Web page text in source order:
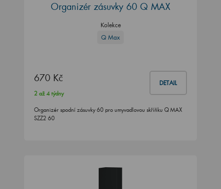
Organizér zásuvky 60 Q MAX
Kolekce
Q Max
670 Kč DETAIL
2 až 4 týdny
Organizér spodní zásuvky 60 pro umyvadlovou skříňku Q MAX
SZZ2 60